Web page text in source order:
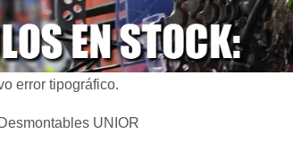
error tipográfico.
Desmontables UNIOR